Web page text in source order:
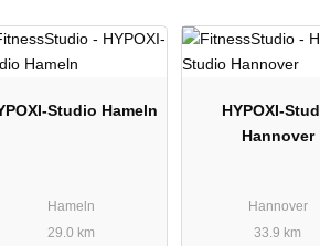
Studio Hameln
Hameln
29.0 km
HYPOXI-
Hannover
Hannover
33.9 km